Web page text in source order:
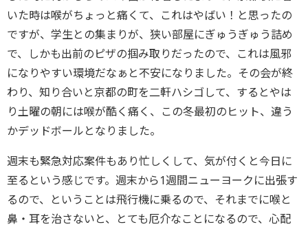
いた時は喉がちょっと痛くて、これはやばい！と思ったの
ですが、学生との集まりが、狭い部屋にぎゅうぎゅう詰め
で、しかも出前のピザの掴み取りだったので、これは風邪
になりやすい環境だなぁと不安になりました。その会が終
わり、知り合いと京都の町を二軒ハシゴして、するとやは
り土曜の朝には喉が酷く痛く、この冬最初のヒット、違う
かデッドボールとなりました。
週末も緊急対応案件もあり忙しくして、気が付くと今日に
至るという感じです。週末から1週間ニューヨークに出張す
るので、ということは飛行機に乗るので、それまでに喉と
鼻・耳を治さないと、とても厄介なことになるので、心配